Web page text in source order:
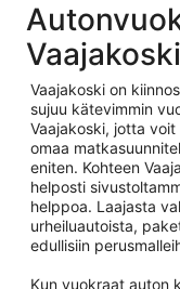
Vaajakoski
Vaajakoski on
sujuu kätevimmin
Vaajakoski, jotta
omaa
eniten. Kohteen
helposti
helppoa. Laajasta
urheiluautoista,
edullisiin
Kun vuokraat auton